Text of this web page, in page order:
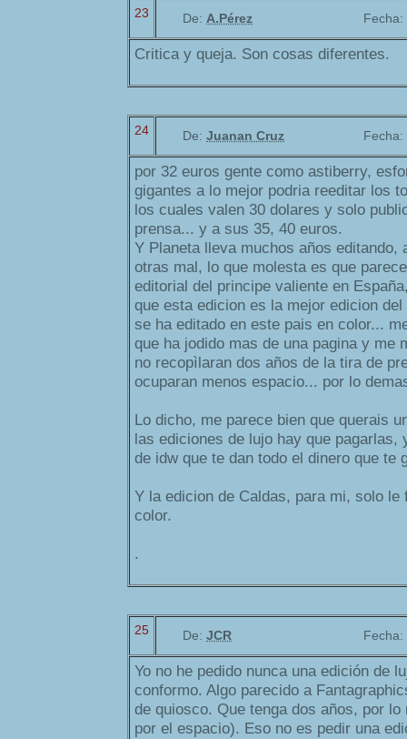
23 De: A.Pérez Fecha:
Critica y queja. Son cosas diferentes.
24 De: Juanan Cruz Fecha:
por 32 euros gente como astiberry,
gigantes a lo mejor podria reeditar los
los cuales valen 30 dolares y solo
prensa... y a sus 35, 40 euros.
Y Planeta lleva muchos años editando,
otras mal, lo que molesta es que
editorial del principe valiente en
que esta edicion es la mejor edicion
se ha editado en este pais en color...
que ha jodido mas de una pagina y me
no recopìlaran dos años de la tira de
ocuparan menos espacio... por lo
Lo dicho, me parece bien que querais
las ediciones de lujo hay que
de idw que te dan todo el dinero que te
Y la edicion de Caldas, para mi, solo le
color.
.
25 De: JCR Fecha:
Yo no he pedido nunca una edición de
conformo. Algo parecido a
de quiosco. Que tenga dos años, por
por el espacio). Eso no es pedir una